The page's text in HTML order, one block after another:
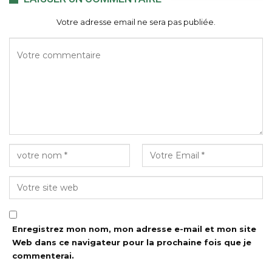
Votre adresse email ne sera pas publiée.
Enregistrez mon nom, mon adresse e-mail et mon site
Web dans ce navigateur pour la prochaine fois que je
commenterai.